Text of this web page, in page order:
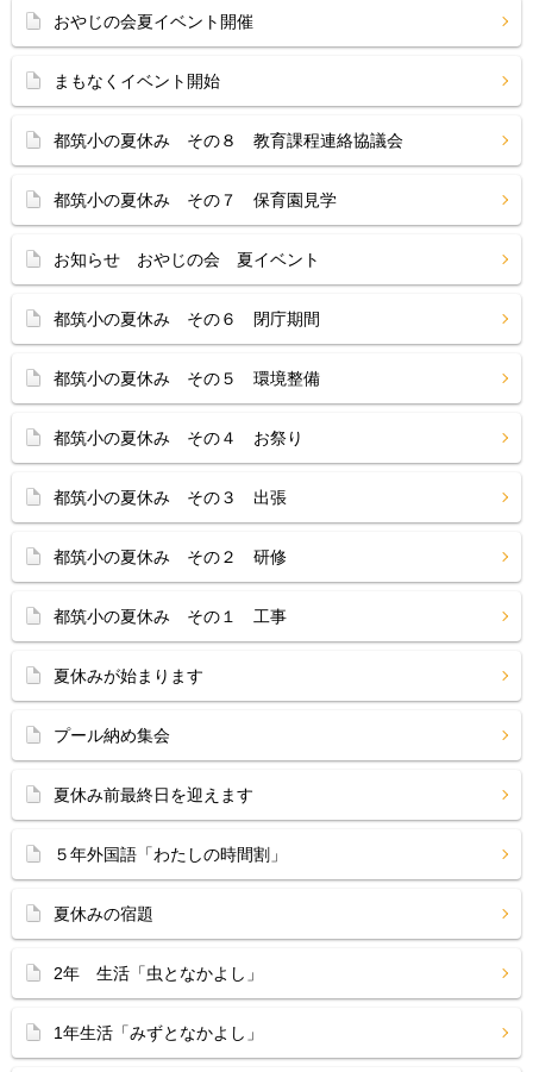
おやじの会夏イベント開催
まもなくイベント開始
都筑小の夏休み その８ 教育課程連絡協議会
都筑小の夏休み その７ 保育園見学
お知らせ おやじの会 夏イベント
都筑小の夏休み その６ 閉庁期間
都筑小の夏休み その５ 環境整備
都筑小の夏休み その４ お祭り
都筑小の夏休み その３ 出張
都筑小の夏休み その２ 研修
都筑小の夏休み その１ 工事
夏休みが始まります
プール納め集会
夏休み前最終日を迎えます
５年外国語「わたしの時間割」
夏休みの宿題
2年 生活「虫となかよし」
1年生活「みずとなかよし」